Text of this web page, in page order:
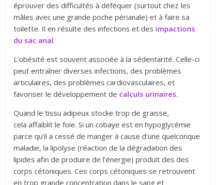
éprouver des difficultés à déféquer (surtout chez les
mâles avec une grande poche périanale) et à faire sa
toilette. Il en résulte des infections et des impactions
du sac anal.
L’obésité est souvent associée à la sédentarité. Celle-ci
peut entraîner diverses infections, des problèmes
articulaires, des problèmes cardiovasculaires, et
favoriser le développement de calculs urinaires.
Quand le tissu adipeux stocke trop de graisse,
cela affaiblit le foie. Si un cobaye est en hypoglycémie
parce qu’il a cessé de manger à cause d’une quelconque
maladie, la lipolyse (réaction de la dégradation des
lipides afin de produire de l’énergie) produit des des
corps cétoniques. Ces corps cétoniques se retrouvent
en trop grande concentration dans le sang et